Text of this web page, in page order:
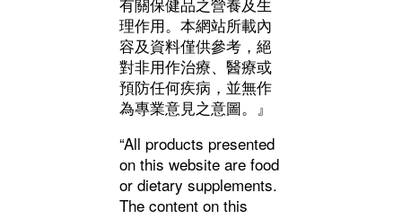
理作用。本網站所載內
容及資料僅供參考，絕
對非用作治療、醫療或
預防任何疾病，並無作
為專業意見之意圖。』
“All products presented
on this website are food
or dietary supplements.
The content on this